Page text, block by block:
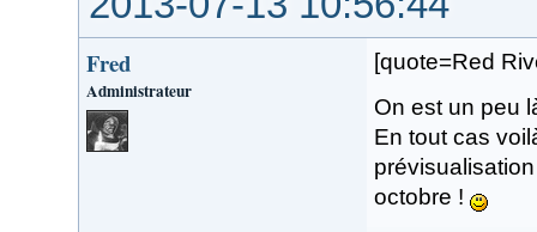
Fred
Administrateur
[quote=Red
On est un peu
En tout cas
octobre !